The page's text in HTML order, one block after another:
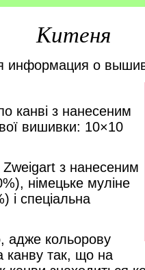
Китеня
информация о
канві з нанесеним
вишивки: 10×10
Zweigart з нанесеним
німецьке муліне
і спеціальна
адже кольорову
канву так, що на